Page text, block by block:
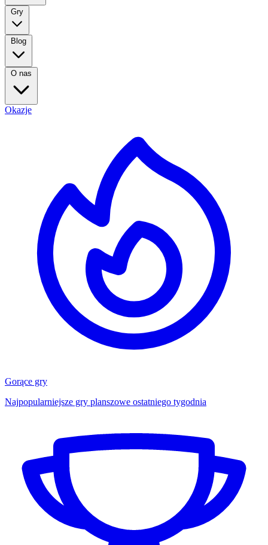
Gry
Blog
O nas
Okazje
Gorące gry
Najpopularniejsze gry planszowe ostatniego tygodnia